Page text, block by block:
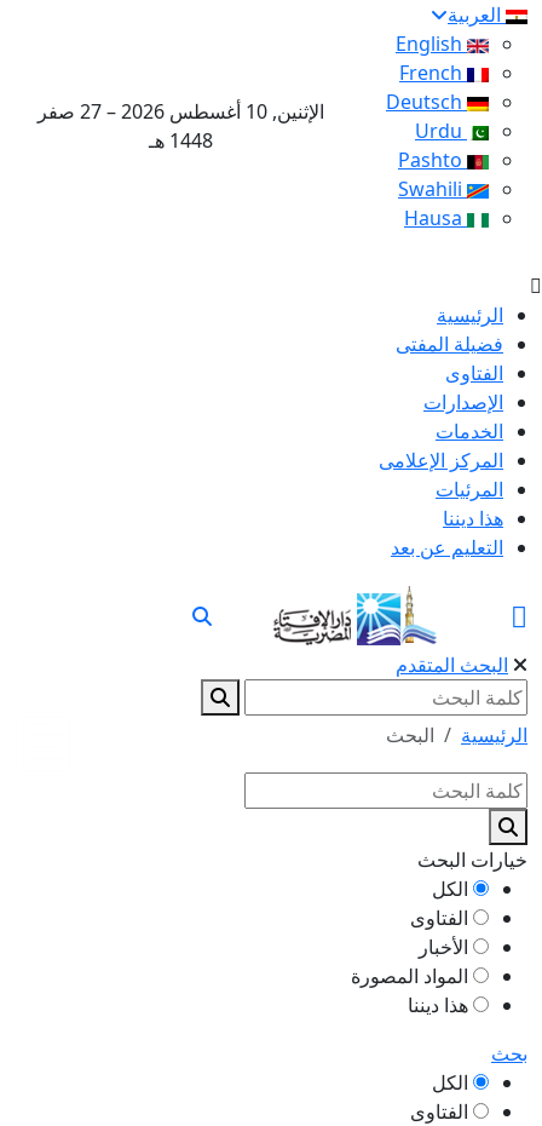
العربية
الإثنين, 10 أغسطس 2026 – 27 صفر
1448 هـ
الرئيسية
فضيلة المفتى
الفتاوى
الإصدارات
الخدمات
المركز الإعلامى
المرئيات
هذا ديننا
التعليم عن بعد
البحث المتقدم
الرئيسية البحث
خيارات البحث
الكل
الفتاوى
الأخبار
المواد المصورة
هذا ديننا
بحث
الكل
الفتاوى